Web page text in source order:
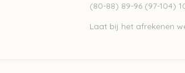
(80-88) 89-96 (97-104)
Laat bij het afrekenen